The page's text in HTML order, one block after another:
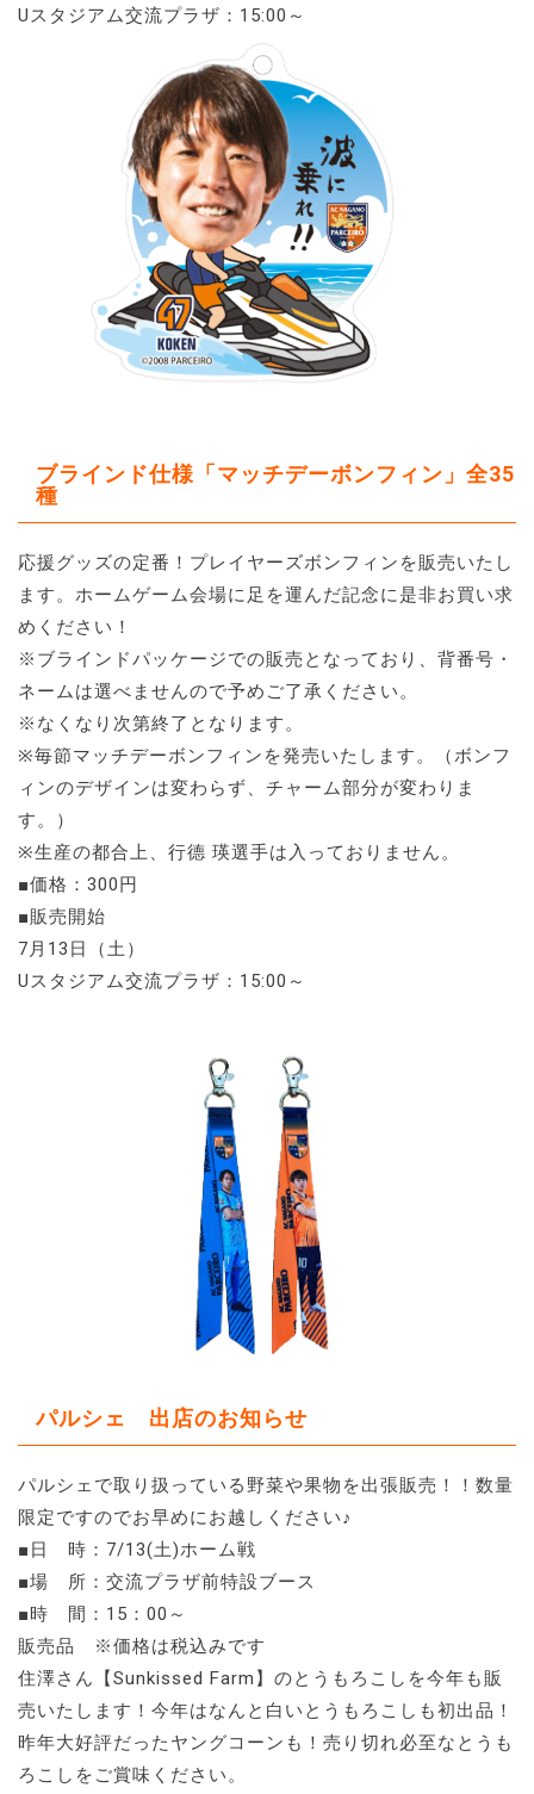
Uスタジアム交流プラザ：15:00～
ブラインド仕様「マッチデーボンフィン」全35
種
応援グッズの定番！プレイヤーズボンフィンを販売いたし
ます。ホームゲーム会場に足を運んだ記念に是非お買い求
めください！
※ブラインドパッケージでの販売となっており、背番号・
ネームは選べませんので予めご了承ください。
※なくなり次第終了となります。
※毎節マッチデーボンフィンを発売いたします。（ボンフ
ィンのデザインは変わらず、チャーム部分が変わりま
す。）
※生産の都合上、行德 瑛選手は入っておりません。
■価格：300円
■販売開始
7月13日（土）
Uスタジアム交流プラザ：15:00～
パルシェ 出店のお知らせ
パルシェで取り扱っている野菜や果物を出張販売！！数量
限定ですのでお早めにお越しください♪
■日 時：7/13(土)ホーム戦
■場 所：交流プラザ前特設ブース
■時 間：15：00～
販売品 ※価格は税込みです
住澤さん【Sunkissed Farm】のとうもろこしを今年も販
売いたします！今年はなんと白いとうもろこしも初出品！
昨年大好評だったヤングコーンも！売り切れ必至なとうも
ろこしをご賞味ください。